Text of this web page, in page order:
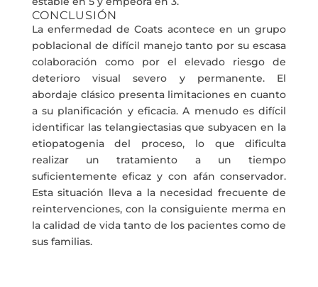
CONCLUSIÓN
La enfermedad de Coats acontece en un grupo
poblacional de difícil manejo tanto por su escasa
colaboración como por el elevado riesgo de
deterioro visual severo y permanente. El
abordaje clásico presenta limitaciones en cuanto
a su planificación y eficacia. A menudo es difícil
identificar las telangiectasias que subyacen en la
etiopatogenia del proceso, lo que dificulta
realizar un tratamiento a un tiempo
suficientemente eficaz y con afán conservador.
Esta situación lleva a la necesidad frecuente de
reintervenciones, con la consiguiente merma en
la calidad de vida tanto de los pacientes como de
sus familias.